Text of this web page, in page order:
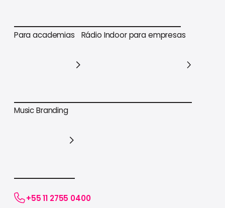
Para varejo em geral Para supermercados
Para academias
Para academias
Rádio Indoor para empresas
Music Branding
+55 11 2755 0400